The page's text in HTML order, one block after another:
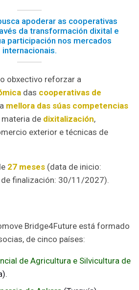
apoderar as cooperativas
da transformación dixital e
participación nos mercados
internacionais.
obxectivo reforzar a
das cooperativas de
mellora das súas competencias
de dixitalización,
exterior e técnicas de
27 meses (data de inicio:
finalización: 30/11/2027).
Bridge4Future está formado
de cinco países:
de Agricultura e Silvicultura de